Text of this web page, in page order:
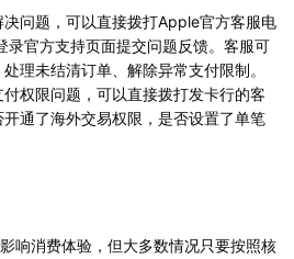
问题，可以直接拨打Apple官方客服电
官方支持页面提交问题反馈。客服可
理未结清订单、解除异常支付限制。
权限问题，可以直接拨打发卡行的客
通了海外交易权限，是否设置了单笔
响消费体验，但大多数情况只要按照核